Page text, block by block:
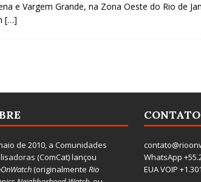
e Vargem Grande, na Zona Oeste do Rio de
[…]
de 2010, a Comunidades
(ComCat) lançou
(originalmente Rio
CONTATO
WhatsApp
EUA VOIP